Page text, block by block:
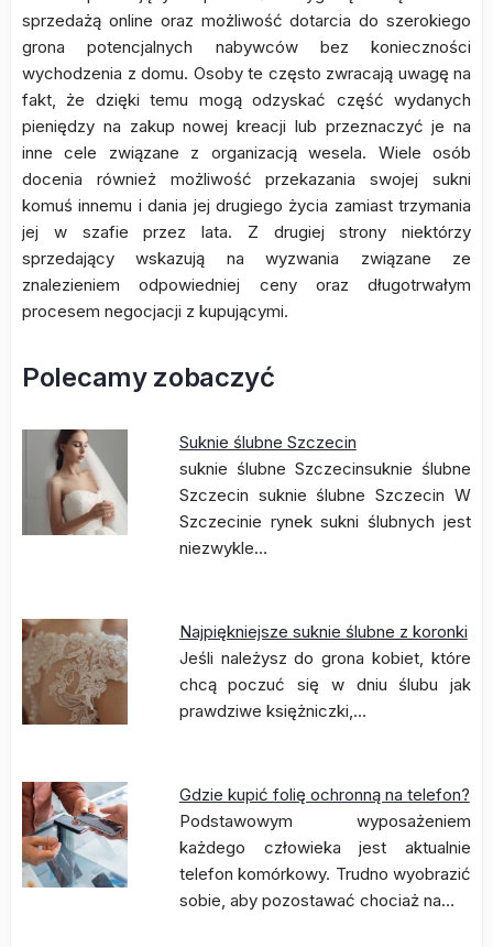
sprzedażą online oraz możliwość dotarcia do szerokiego
grona potencjalnych nabywców bez konieczności
wychodzenia z domu. Osoby te często zwracają uwagę na
fakt, że dzięki temu mogą odzyskać część wydanych
pieniędzy na zakup nowej kreacji lub przeznaczyć je na
inne cele związane z organizacją wesela. Wiele osób
docenia również możliwość przekazania swojej sukni
komuś innemu i dania jej drugiego życia zamiast trzymania
jej w szafie przez lata. Z drugiej strony niektórzy
sprzedający wskazują na wyzwania związane ze
znalezieniem odpowiedniej ceny oraz długotrwałym
procesem negocjacji z kupującymi.
Polecamy zobaczyć
Suknie ślubne Szczecin
suknie ślubne Szczecinsuknie ślubne
Szczecin suknie ślubne Szczecin W
Szczecinie rynek sukni ślubnych jest
niezwykle…
Najpiękniejsze suknie ślubne z koronki
Jeśli należysz do grona kobiet, które
chcą poczuć się w dniu ślubu jak
prawdziwe księżniczki,…
Gdzie kupić folię ochronną na telefon?
Podstawowym wyposażeniem
każdego człowieka jest aktualnie
telefon komórkowy. Trudno wyobrazić
sobie, aby pozostawać chociaż na…